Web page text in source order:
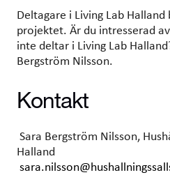
Deltagare i Living Lab
projektet. Är du intresserad
inte deltar i Living Lab
Bergström Nilsson.
Kontakt
Sara Bergström Nilsson,
Halland